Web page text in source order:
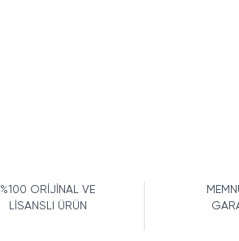
%100 ORİJİNAL VE
LİSANSLI ÜRÜN